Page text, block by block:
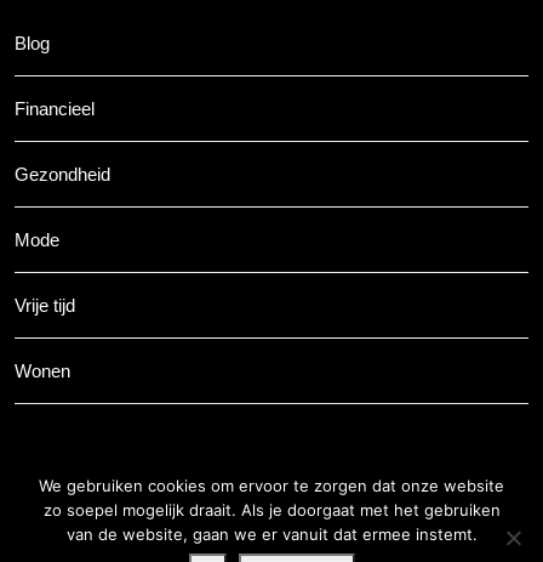
Blog
Financieel
Gezondheid
Mode
Vrije tijd
Wonen
We gebruiken cookies om ervoor te zorgen dat onze website
zo soepel mogelijk draait. Als je doorgaat met het gebruiken
van de website, gaan we er vanuit dat ermee instemt.